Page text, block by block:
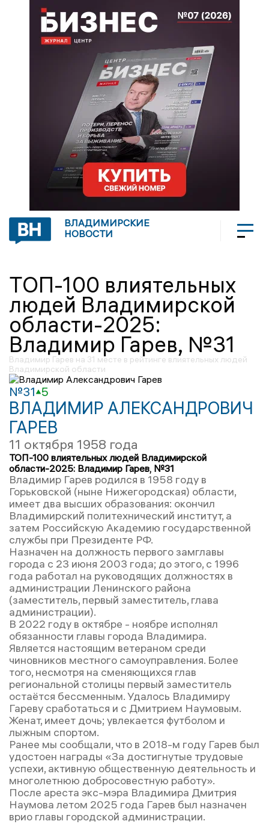
ВЛАДИМИРСКИЕ
НОВОСТИ
ТОП-100 влиятельных
людей Владимирской
области-2025:
Владимир Гарев, №31
Владимир Гарев на 31 месте в рейтинге влиятельных людей
Владимирской области
№31 5
ВЛАДИМИР АЛЕКСАНДРОВИЧ
ГАРЕВ
11 октября 1958 года
ТОП-100 влиятельных людей Владимирской
области-2025: Владимир Гарев, №31
Владимир Гарев родился в 1958 году в
Горьковской (ныне Нижегородская) области,
имеет два высших образования: окончил
Владимирский политехнический институт, а
затем Российскую Академию государственной
службы при Президенте РФ.
Назначен на должность первого замглавы
города с 23 июня 2003 года; до этого, с 1996
года работал на руководящих должностях в
администрации Ленинского района
(заместитель, первый заместитель, глава
администрации).
В 2022 году в октябре - ноябре исполнял
обязанности главы города Владимира.
Является настоящим ветераном среди
чиновников местного самоуправления. Более
того, несмотря на сменяющихся глав
региональной столицы первый заместитель
остаётся бессменным. Удалось Владимиру
Гареву сработаться и с Дмитрием Наумовым.
Женат, имеет дочь; увлекается футболом и
лыжным спортом.
Ранее мы сообщали, что в 2018-м году Гарев был
удостоен награды «За достигнутые трудовые
успехи, активную общественную деятельность и
многолетнюю добросовестную работу».
После ареста экс-мэра Владимира Дмитрия
Наумова летом 2025 года Гарев был назначен
врио главы городской администрации.